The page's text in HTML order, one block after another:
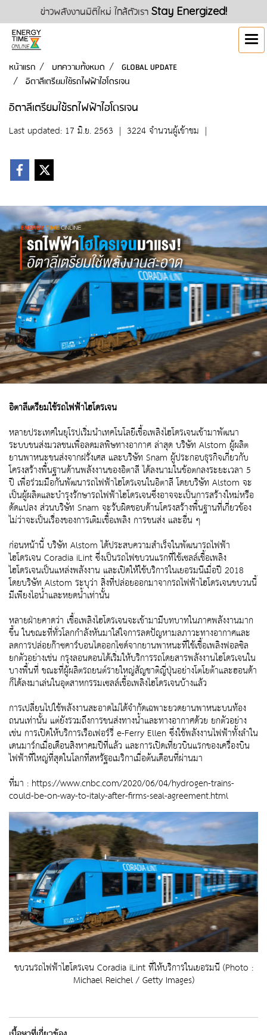
ข่าวพลังงานมิติใหม่ ใกล้ตัวเรา Stay Energized!
หน้าแรก บทความทั้งหมด
GLOBAL UPDATE
อิตาลีเตรียมใช้รถไฟฟ้าไฮโดรเจน
อิตาลีเตรียมใช้รถไฟฟ้าไฮโดรเจน
Last updated: 17 มิ.ย. 2563 | 3224 จำนวนผู้เข้าชม |
อิตาลีเตรียมใช้รถไฟฟ้าไฮโดรเจน
หลายประเทศในยุโรปเริ่มนำเทคโนโลยีเชื้อเพลิงไฮโดรเจนเข้ามาพัฒนา
ระบบขนส่งมวลชนเพื่อลดมลพิษทางอากาศ ล่าสุด บริษัท Alstom ผู้ผลิต
ยานพาหนะขนส่งจากฝรั่งเศส และบริษัท Snam ผู้ประกอบธุรกิจเกี่ยวกับ
โครงสร้างพื้นฐานด้านพลังงานของอิตาลี ได้ลงนามในข้อตกลงระยะเวลา 5
ปี เพื่อร่วมมือกันพัฒนารถไฟฟ้าไฮโดรเจนในอิตาลี โดยบริษัท Alstom จะ
เป็นผู้ผลิตและบำรุงรักษารถไฟฟ้าไฮโดรเจนซึ่งอาจจะเป็นการสร้างใหม่หรือ
ดัดแปลง ส่วนบริษัท Snam จะรับผิดชอบด้านโครงสร้างพื้นฐานที่เกี่ยวข้อง
ไม่ว่าจะเป็นเรื่องของการเติมเชื้อเพลิง การขนส่ง และอื่น ๆ
ก่อนหน้านี้ บริษัท Alstom ได้ประสบความสำเร็จในพัฒนารถไฟฟ้า
ไฮโดรเจน Coradia iLint ซึ่งเป็นรถไฟขบวนแรกที่ใช้เซลล์เชื้อเพลิง
ไฮโดรเจนเป็นแหล่งพลังงาน และเปิดให้ใช้บริการในเยอรมนีเมื่อปี 2018
โดยบริษัท Alstom ระบุว่า สิ่งที่ปล่อยออกมาจากรถไฟฟ้าไฮโดรเจนขบวนนี้
มีเพียงไอน้ำและหยดน้ำเท่านั้น
หลายฝ่ายคาดว่า เชื้อเพลิงไฮโดรเจนจะเข้ามามีบทบาทในภาคพลังงานมาก
ขึ้น ในขณะที่ทั่วโลกกำลังหันมาใส่ใจการลดปัญหามลภาวะทางอากาศและ
ลดการปล่อยก๊าซคาร์บอนไดออกไซด์จากยานพาหนะที่ใช้เชื้อเพลิงฟอลซิล
ยกตัวอย่างเช่น กรุงลอนดอนได้เริ่มให้บริการรถโดยสารพลังงานไฮโดรเจนใน
บางพื้นที่ ขณะที่ผู้ผลิตรถยนต์รายใหญ่สัญชาติญี่ปุ่นอย่างโตโยต้าและฮอนด้า
ก็ได้ลงมาเล่นในอุตสาหกรรมเซลล์เชื้อเพลิงไฮโดรเจนบ้างแล้ว
การเปลี่ยนไปใช้พลังงานสะอาดไม่ได้จำกัดเฉพาะยวดยานพาหนะบนท้อง
ถนนเท่านั้น แต่ยังรวมถึงการขนส่งทางน้ำและทางอากาศด้วย ยกตัวอย่าง
เช่น การเปิดให้บริการเรือเฟอร์รี่ e-Ferry Ellen ซึ่งใช้พลังงานไฟฟ้าทั้งลำใน
เดนมาร์กเมื่อเดือนสิงหาคมปีที่แล้ว และการเปิดเที่ยวบินแรกของเครื่องบิน
ไฟฟ้าที่ใหญ่ที่สุดในโลกที่สหรัฐอเมริกาเมื่อต้นเดือนที่ผ่านมา
ที่มา : https://www.cnbc.com/2020/06/04/hydrogen-trains-
could-be-on-way-to-italy-after-firms-seal-agreement.html
ขบวนรถไฟฟ้าไฮโดรเจน Coradia iLint ที่ให้บริการในเยอรมนี (Photo :
Michael Reichel / Getty Images)